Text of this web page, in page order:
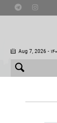
Aug 7, 2026